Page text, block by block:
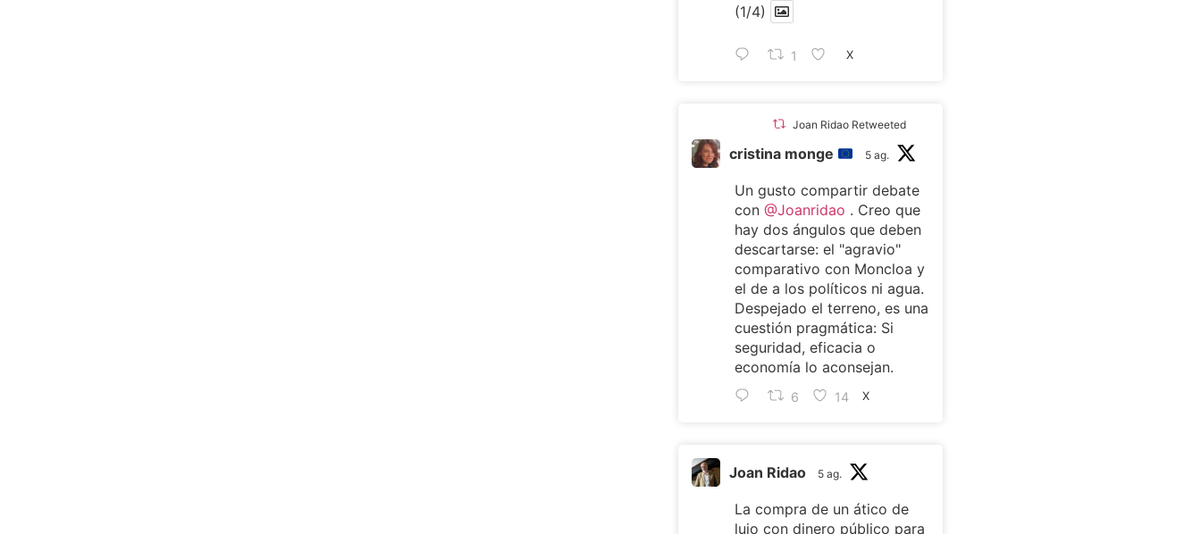
(1/4)
1 X
Joan Ridao Retweeted
cristina monge 5 ag.
Un gusto compartir debate
con @Joanridao . Creo que
hay dos ángulos que deben
descartarse: el "agravio"
comparativo con Moncloa y
el de a los políticos ni agua.
Despejado el terreno, es una
cuestión pragmática: Si
seguridad, eficacia o
economía lo aconsejan.
6 14 X
Joan Ridao 5 ag.
La compra de un ático de
lujo con dinero público para